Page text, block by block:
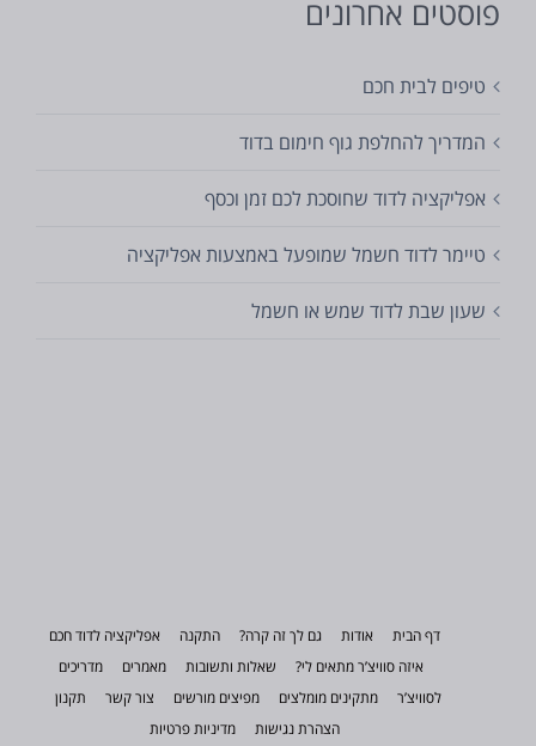
פוסטים אחרונים
טיפים לבית חכם
המדריך להחלפת גוף חימום בדוד
אפליקציה לדוד שחוסכת לכם זמן וכסף
טיימר לדוד חשמל שמופעל באמצעות אפליקציה
שעון שבת לדוד שמש או חשמל
דף הבית אודות גם לך זה קרה? התקנה
אפליקציה לדוד חכם
איזה סוויצ’ר מתאים לי?
שאלות ותשובות מאמרים
מדריכים
לסוויצ’ר
מתקינים מומלצים מפיצים מורשים צור קשר
תקנון
הצהרת נגישות
מדיניות פרטיות